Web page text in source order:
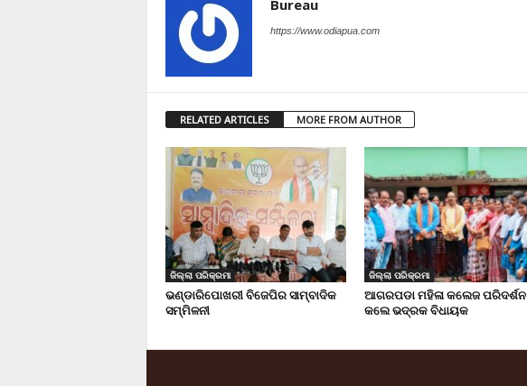
Bureau
https://www.odiapua.com
RELATED ARTICLES MORE FROM AUTHOR
ଜିଲ୍ଲା ପରିକ୍ରମା
ଭଣ୍ଡାରିପୋଖରୀ ବିଜେପିର ସାମ୍ବାଦିକ
ସମ୍ମିଳନୀ
ଜିଲ୍ଲା ପରିକ୍ରମା
ଆଗରପଡା ମହିଳା କଲେଜ ପରିଦର୍ଶନ
କଲେ ଭଦ୍ରକ ବିଧାୟକ